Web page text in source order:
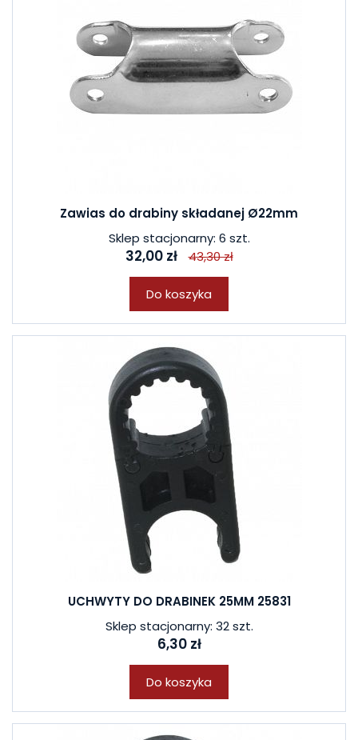
Zawias do drabiny składanej Ø22mm
Sklep stacjonarny: 6 szt.
32,00 zł 43,30 zł
Do koszyka
UCHWYTY DO DRABINEK 25MM 25831
Sklep stacjonarny: 32 szt.
6,30 zł
Do koszyka
7 dniach produktem interesują się